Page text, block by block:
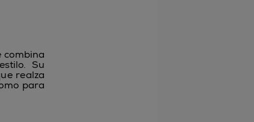
combina
Su
realza
para